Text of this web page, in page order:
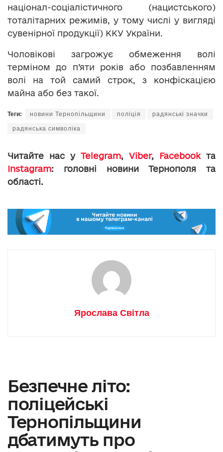
націонал-соціалістичного (нацистського)
тоталітарних режимів, у тому числі у вигляді
сувенірної продукції) ККУ України.
Чоловікові загрожує обмеження волі
терміном до п’яти років або позбавленням
волі на той самий строк, з конфіскацією
майна або без такої.
Теги: новини Тернопільщини поліція радянські значки
радянська символіка
Читайте нас у Telegram, Viber, Facebookта
Instagram: головні новини Тернополя та
області.
Ярослава Світла
Безпечне літо:
поліцейські
Тернопільщини
дбатимуть про